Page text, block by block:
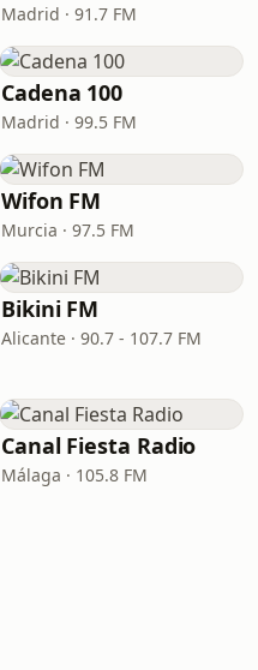
Madrid · 91.7 FM
Cadena 100
Madrid · 99.5 FM
Wifon FM
Murcia · 97.5 FM
Bikini FM
Alicante · 90.7 - 107.7 FM
Canal Fiesta Radio
Málaga · 105.8 FM